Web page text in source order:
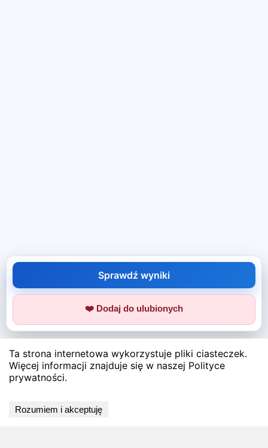
Sprawdź wyniki
❤️ Dodaj do ulubionych
Ta strona internetowa wykorzystuje pliki ciasteczek.
Więcej informacji znajduje się w naszej Polityce
prywatności.
Rozumiem i akceptuję